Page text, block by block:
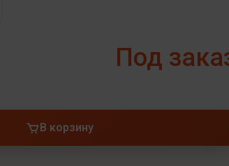
Под
В корзину